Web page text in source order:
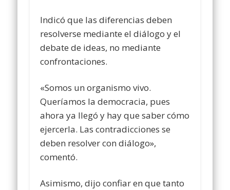
Indicó que las diferencias deben
resolverse mediante el diálogo y el
debate de ideas, no mediante
confrontaciones.
«Somos un organismo vivo.
Queríamos la democracia, pues
ahora ya llegó y hay que saber cómo
ejercerla. Las contradicciones se
deben resolver con diálogo»,
comentó.
Asimismo, dijo confiar en que tanto